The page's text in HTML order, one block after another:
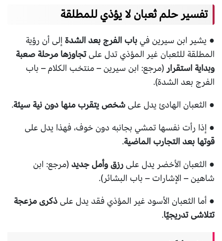
تفسير حلم ثعبان لا يؤذي للمطلقة
● يشير ابن سيرين فيباب الفرج بعد الشدة إلى أن رؤية
المطلقة للثعبان غير المؤذي تدل علىتجاوزها مرحلة صعبة
وبداية استقرار(مرجع: ابن سيرين – منتخب الكلام – باب
الفرج بعد الشدة).
● الثعبان الهادئ يدل علىشخص يتقرب منها دون نية سيئة.
● إذا رأت نفسها تمشي بجانبه دون خوف، فهذا يدل على
قوتها بعد التجارب الماضية.
● الثعبان الأخضر يدل علىرزق وأمل جديد(مرجع: ابن
شاهين – الإشارات – باب البشائر).
● أما الثعبان الأسود غير المؤذي فقد يدل علىذكرى مزعجة
تتلاشى تدريجيًا.